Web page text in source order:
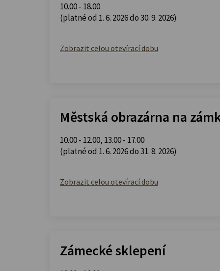
10.00 - 18.00
(platné od 1. 6. 2026 do 30. 9. 2026)
Zobrazit celou otevírací dobu
Městská obrazárna na
10.00 - 12.00, 13.00 - 17.00
(platné od 1. 6. 2026 do 31. 8. 2026)
Zobrazit celou otevírací dobu
Zámecké sklepení